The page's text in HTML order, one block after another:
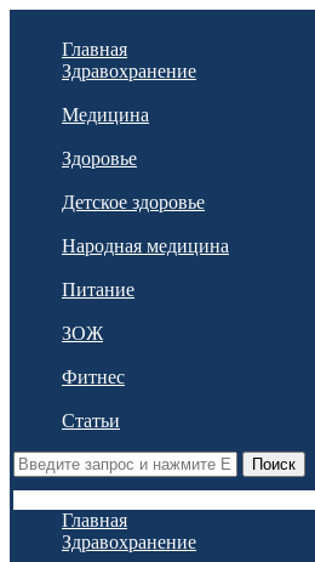
Главная
Здравохранение
Медицина
Здоровье
Детское здоровье
Народная медицина
Питание
ЗОЖ
Фитнес
Статьи
Поиск
Главная
Здравохранение